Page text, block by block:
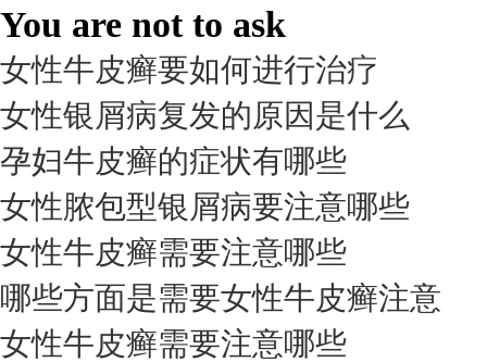
我要咨询我要预约
擅长： 杨成平 互联网门诊主任【医生简介】 毕业于长江...[详情]
预约量
6821
You are not to ask
女性牛皮癣要如何进行治疗
女性银屑病复发的原因是什么
孕妇牛皮癣的症状有哪些
女性脓包型银屑病要注意哪些
女性牛皮癣需要注意哪些
哪些方面是需要女性牛皮癣注意
女性牛皮癣需要注意哪些